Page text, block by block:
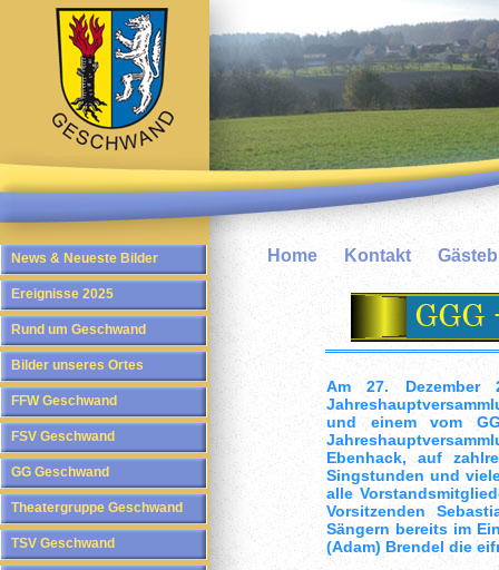
News & Neueste Bilder
Ereignisse 2025
Rund um Geschwand
Bilder unseres Ortes
FFW Geschwand
FSV Geschwand
GG Geschwand
Theatergruppe Geschwand
TSV Geschwand
Home Kontakt
Am 27. Dezember
und einem vom
Ebenhack, auf
Singstunden und
alle
Vorsitzenden
Sängern bereits im
(Adam) Brendel die